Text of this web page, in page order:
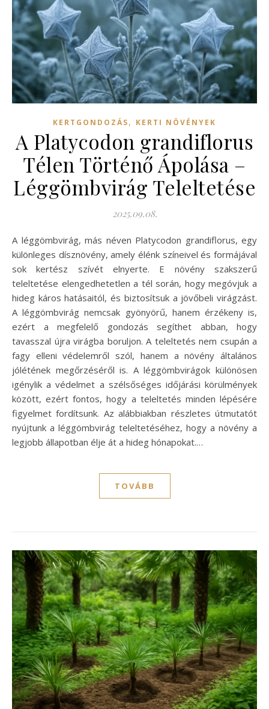
KERTGONDOZÁS, KERTI NÖVÉNYEK
A Platycodon grandiflorus
Télen Történő Ápolása –
Léggömbvirág Teleltetése
2025.09.08.
A léggömbvirág, más néven Platycodon grandiflorus, egy
különleges dísznövény, amely élénk színeivel és formájával
sok kertész szívét elnyerte. E növény szakszerű
teleltetése elengedhetetlen a tél során, hogy megóvjuk a
hideg káros hatásaitól, és biztosítsuk a jövőbeli virágzást.
A léggömbvirág nemcsak gyönyörű, hanem érzékeny is,
ezért a megfelelő gondozás segíthet abban, hogy
tavasszal újra virágba boruljon. A teleltetés nem csupán a
fagy elleni védelemről szól, hanem a növény általános
jólétének megőrzéséről is. A léggömbvirágok különösen
igénylik a védelmet a szélsőséges időjárási körülmények
között, ezért fontos, hogy a teleltetés minden lépésére
figyelmet fordítsunk. Az alábbiakban részletes útmutatót
nyújtunk a léggömbvirág teleltetéséhez, hogy a növény a
legjobb állapotban élje át a hideg hónapokat.…
TOVÁBB